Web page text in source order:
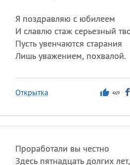
Я поздравляю с юбилеем
И славлю стаж серьезный
Пусть увенчаются старания
Лишь уважением, похвалой.
Открытка 469
Проработали вы честно
Здесь пятнадцать долгих лет,